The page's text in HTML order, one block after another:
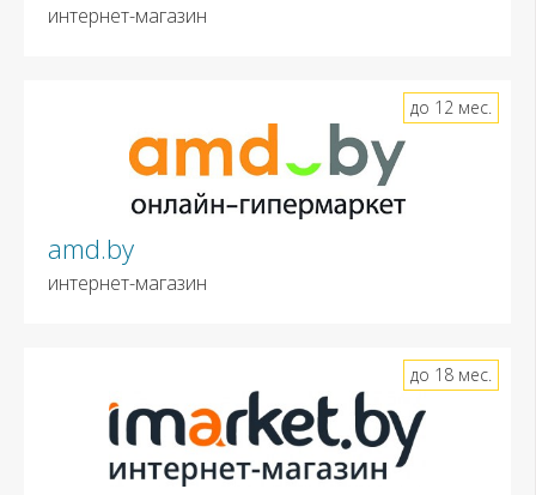
интернет-магазин
amd.by
интернет-магазин
до 12 мес.
до 18 мес.